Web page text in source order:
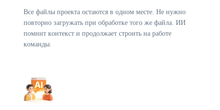
Все файлы проекта остаются в одном месте. Не нужно
повторно загружать при обработке того же файла. ИИ
помнит контекст и продолжает строить на работе
команды.